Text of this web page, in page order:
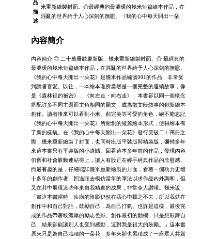
品
描
述
米重新繪製封面。◎最經典的最溫暖的幾米短篇繪本作品，在
混亂的世界給予人心深刻的撫慰。《我的心中每天開出一朵
內容簡介
內容簡介 ◎ 二十萬冊歡慶新版，幾米重新繪製封面。◎ 最經典的
最溫暖的幾米短篇繪本作品，在混亂的世界給予人心深刻的撫慰。
《我的心中每天開出一朵花》是幾米作品編號001的作品，非常受
到讀者喜愛。以往，一本繪本理所當然是一個完整的連續故事，像
是《森林裡的祕密》、《向左走・向右走》，本書卻以同一個概念
搭配許多不同主題而主角相同的圖文，成為散文般敘事的創新繪本
創作。讀者後來可以看到小米、郝完美等可愛的角色，絕不能忘記
《我的心中每天開出一朵花》所開創的短篇繪本形式，使得繪本有
了新的樣貌。在《我的心中每天開出一朵花》發行突破二十萬冊之
際，幾米重新繪製了封面，也同時出版平裝版與精裝版，彌補多年
來這本書只有平裝版的小遺憾。回看這本多年前的作品，發現內容
仍舊和社會脈動連結得上，讓人有股正在經手經典作品的欣慰感。
而最有趣的是，仔細端詳幾米重新繪製的封面，看著一個功力更增
十多年的創作者，回過頭去模仿當年的筆法以求作品內外調和，但
又在其中展現這些年來自我精進的成果，非常令人讚嘆。幾米說：
「畫這本書當時，疾病的陰影仍然在我心中揮之不去，所以我就在
創作中和自己對話，鼓勵自己，為自己打氣。也許是這樣，最後完
成的作品帶著較濃厚的勵志色彩。創作最初的動機，只是想鼓舞自
己，結果卻能讓別人也受到感動，這對我是很大的鼓勵。」這本書
原來只是為自己栽種的一朵花，多年來卻也累積成了一座眾人共賞